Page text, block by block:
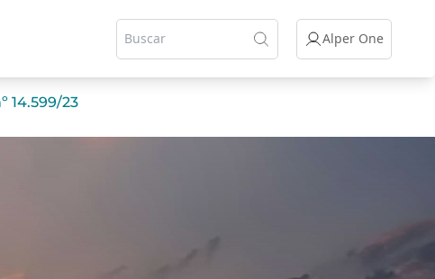
Alper One
14.599/23